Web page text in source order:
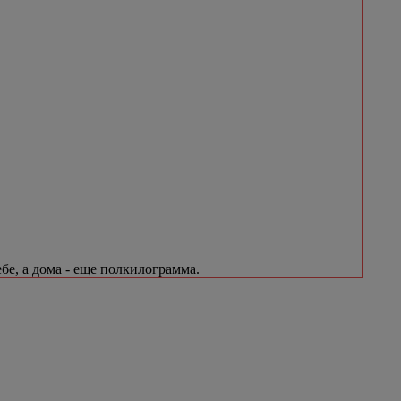
а дома - еще полкилограмма.